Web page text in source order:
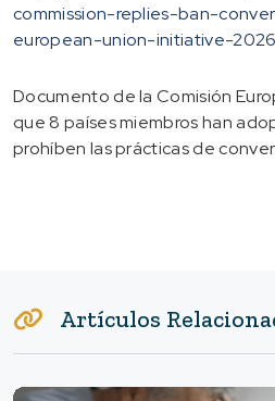
commission-replies-ban-
european-union-initiative-
Documento de la Comisión
que 8 países miembros han
prohíben las prácticas de
Artículos